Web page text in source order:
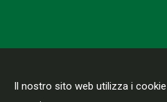
Il nostro sito web utilizza i